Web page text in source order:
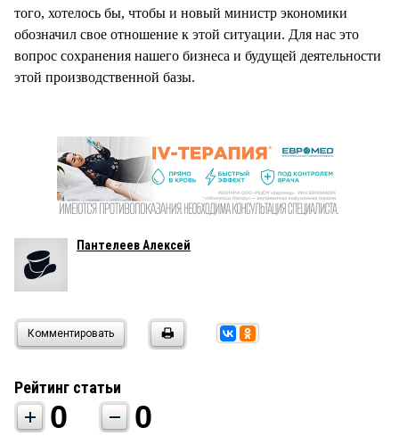
того, хотелось бы, чтобы и новый министр экономики
обозначил свое отношение к этой ситуации. Для нас это
вопрос сохранения нашего бизнеса и будущей деятельности
этой производственной базы.
Пантелеев Алексей
Комментировать
Рейтинг статьи
0 0